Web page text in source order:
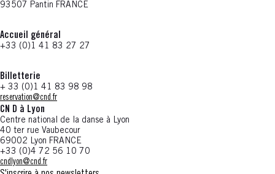
93507 Pantin FRANCE
Accueil général
+33 (0)1 41 83 27 27
Billetterie
+ 33 (0)1 41 83 98 98
reservation@cnd.fr
CN D à Lyon
Centre national de la danse à Lyon
40 ter rue Vaubecour
69002 Lyon FRANCE
+33 (0)4 72 56 10 70
cndlyon@cnd.fr